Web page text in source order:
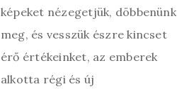
képeket nézegetjük, döbbenünk
meg, és vesszük észre kincset
érő értékeinket, az emberek
alkotta régi és új